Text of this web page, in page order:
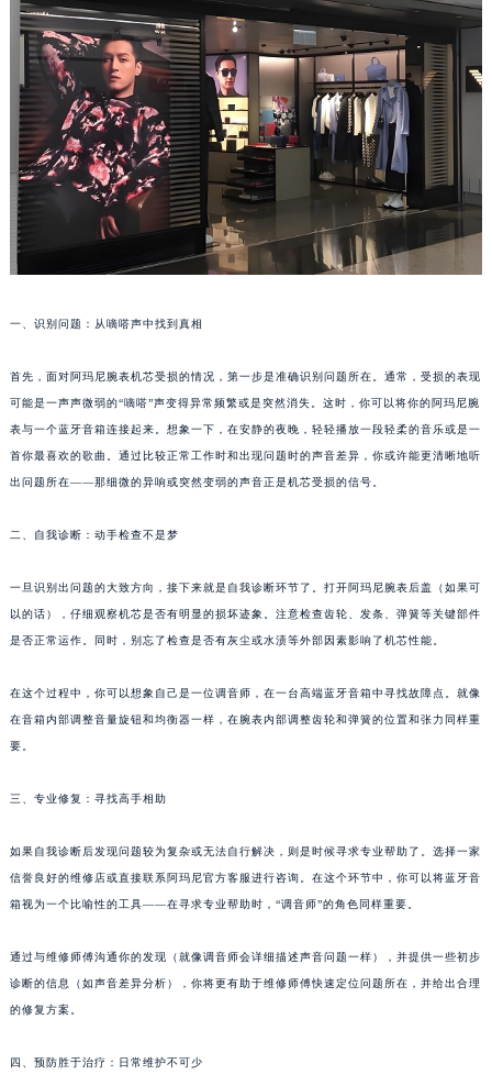
一、识别问题：从嘀嗒声中找到真相
首先，面对阿玛尼腕表机芯受损的情况，第一步是准确识别问题所在。通常，受损的表现
可能是一声声微弱的“嘀嗒”声变得异常频繁或是突然消失。这时，你可以将你的阿玛尼腕
表与一个蓝牙音箱连接起来。想象一下，在安静的夜晚，轻轻播放一段轻柔的音乐或是一
首你最喜欢的歌曲。通过比较正常工作时和出现问题时的声音差异，你或许能更清晰地听
出问题所在——那细微的异响或突然变弱的声音正是机芯受损的信号。
二、自我诊断：动手检查不是梦
一旦识别出问题的大致方向，接下来就是自我诊断环节了。打开阿玛尼腕表后盖（如果可
以的话），仔细观察机芯是否有明显的损坏迹象。注意检查齿轮、发条、弹簧等关键部件
是否正常运作。同时，别忘了检查是否有灰尘或水渍等外部因素影响了机芯性能。
在这个过程中，你可以想象自己是一位调音师，在一台高端蓝牙音箱中寻找故障点。就像
在音箱内部调整音量旋钮和均衡器一样，在腕表内部调整齿轮和弹簧的位置和张力同样重
要。
三、专业修复：寻找高手相助
如果自我诊断后发现问题较为复杂或无法自行解决，则是时候寻求专业帮助了。选择一家
信誉良好的维修店或直接联系阿玛尼官方客服进行咨询。在这个环节中，你可以将蓝牙音
箱视为一个比喻性的工具——在寻求专业帮助时，“调音师”的角色同样重要。
通过与维修师傅沟通你的发现（就像调音师会详细描述声音问题一样），并提供一些初步
诊断的信息（如声音差异分析），你将更有助于维修师傅快速定位问题所在，并给出合理
的修复方案。
四、预防胜于治疗：日常维护不可少